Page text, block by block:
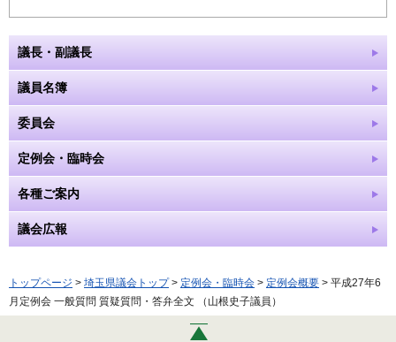
議長・副議長
議員名簿
委員会
定例会・臨時会
各種ご案内
議会広報
トップページ > 埼玉県議会トップ> 定例会・臨時会 > 定例会概要 > 平成27年6
月定例会 一般質問 質疑質問・答弁全文 （山根史子議員）